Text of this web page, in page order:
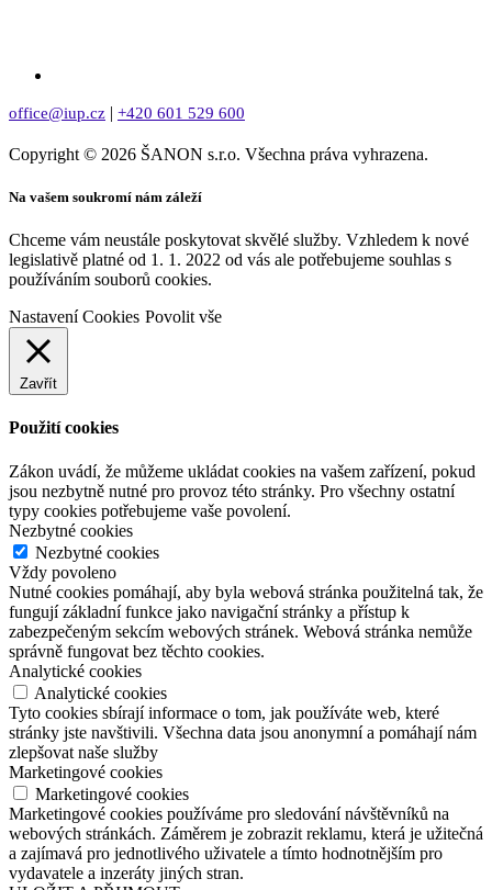
office@iup.cz | +420 601 529 600
Copyright © 2026 ŠANON s.r.o. Všechna práva vyhrazena.
Na vašem soukromí nám záleží
Chceme vám neustále poskytovat skvělé služby. Vzhledem k nové
legislativě platné od 1. 1. 2022 od vás ale potřebujeme souhlas s
používáním souborů cookies.
Nastavení Cookies Povolit vše
Zavřít
Použití cookies
Zákon uvádí, že můžeme ukládat cookies na vašem zařízení, pokud
jsou nezbytně nutné pro provoz této stránky. Pro všechny ostatní
typy cookies potřebujeme vaše povolení.
Nezbytné cookies
Nezbytné cookies
Vždy povoleno
Nutné cookies pomáhají, aby byla webová stránka použitelná tak, že
fungují základní funkce jako navigační stránky a přístup k
zabezpečeným sekcím webových stránek. Webová stránka nemůže
správně fungovat bez těchto cookies.
Analytické cookies
Analytické cookies
Tyto cookies sbírají informace o tom, jak používáte web, které
stránky jste navštivili. Všechna data jsou anonymní a pomáhají nám
zlepšovat naše služby
Marketingové cookies
Marketingové cookies
Marketingové cookies používáme pro sledování návštěvníků na
webových stránkách. Záměrem je zobrazit reklamu, která je užitečná
a zajímavá pro jednotlivého uživatele a tímto hodnotnějším pro
vydavatele a inzeráty jiných stran.